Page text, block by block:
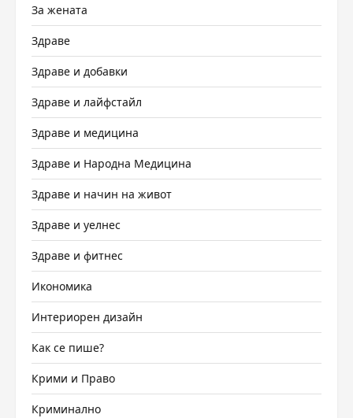
За жената
Здраве
Здраве и добавки
Здраве и лайфстайл
Здраве и медицина
Здраве и Народна Медицина
Здраве и начин на живот
Здраве и уелнес
Здраве и фитнес
Икономика
Интериорен дизайн
Как се пише?
Крими и Право
Криминално